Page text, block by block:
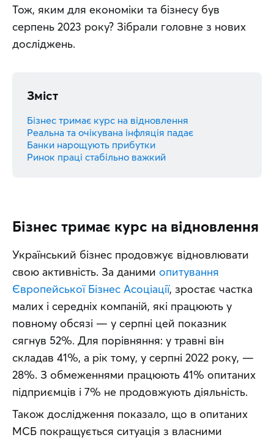
Тож, яким для економіки та бізнесу був
серпень 2023 року? Зібрали головне з нових
досліджень.
Зміст
Бізнес тримає курс на відновлення
Реальна та очікувана інфляція падає
Банки нарощують прибутки
Ринок праці стабільно важкий
Бізнес тримає курс на відновлення
Український бізнес продовжує відновлювати
свою активність. За даними опитування
Європейської Бізнес Асоціації, зростає частка
малих і середніх компаній, які працюють у
повному обсязі — у серпні цей показник
сягнув 52%. Для порівняння: у травні він
складав 41%, а рік тому, у серпні 2022 року, —
28%. З обмеженнями працюють 41% опитаних
підприємців і 7% не продовжують діяльність.
Також дослідження показало, що в опитаних
МСБ покращується ситуація з власними